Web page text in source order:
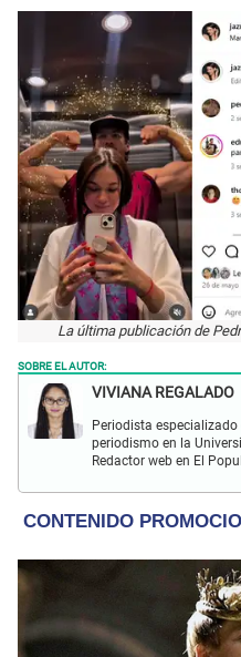
La última publicación de
SOBRE EL AUTOR:
VIVIANA REGALADO
Periodista
periodismo en la
Redactor web en El
y crónicas.